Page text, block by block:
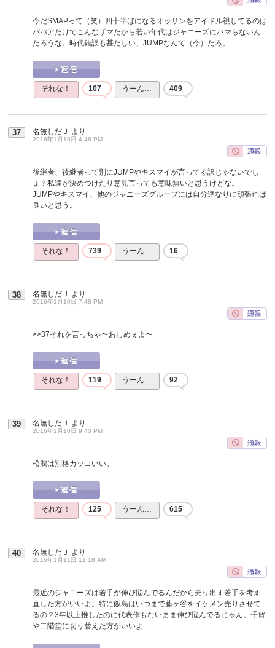
今だSMAPって（笑）四十半ばになるオッサンをアイドル視してるのは
ババアだけでこんなザマだから若い年代はジャニーズにハマらないん
だろうな。時代錯誤も甚だしい、JUMPなんて（今）だろ。
それな！ 107 うーん… 409
37 名無しだＪ より
2016年1月10日 4:48 PM
後継者、後継者って別にJUMPやキスマイが言ってる訳じゃないでし
ょ？私達が決めつけたり意見言っても意味無いと思うけどな。
JUMPやキスマイ、他のジャニーズグループには自分達なりに頑張れば
良いと思う。
それな！ 739 うーん… 16
38 名無しだＪ より
2016年1月10日 7:48 PM
>>37それを言っちゃ〜おしめぇよ〜
それな！ 119 うーん… 92
39 名無しだＪ より
2016年1月10日 9:40 PM
松潤は別格カッコいい。
それな！ 125 うーん… 615
40 名無しだＪ より
2016年1月11日 11:18 AM
最近のジャニーズは若手が伸び悩んでるんだから売り出す若手を考え
直した方がいいよ。特に飯島はいつまで藤ヶ谷をイケメン売りさせて
るの？3年以上推したのに代表作もないまま伸び悩んでるじゃん。千賀
や二階堂に切り替えた方がいいよ